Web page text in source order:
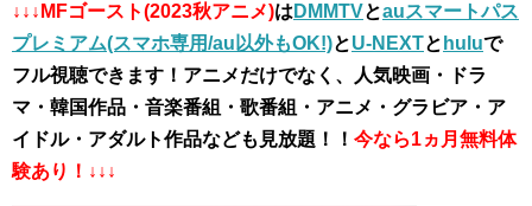
↓↓↓MFゴースト(2023秋アニメ)は DMMTVとauスマートパス
プレミアム(スマホ専用/au以外もOK!)とU-NEXTと huluで
フル視聴できます！アニメだけでなく、人気映画・ドラ
マ・韓国作品・音楽番組・歌番組・アニメ・グラビア・ア
イドル・アダルト作品なども見放題！！ 今なら1ヵ月無料体
験あり！↓↓↓